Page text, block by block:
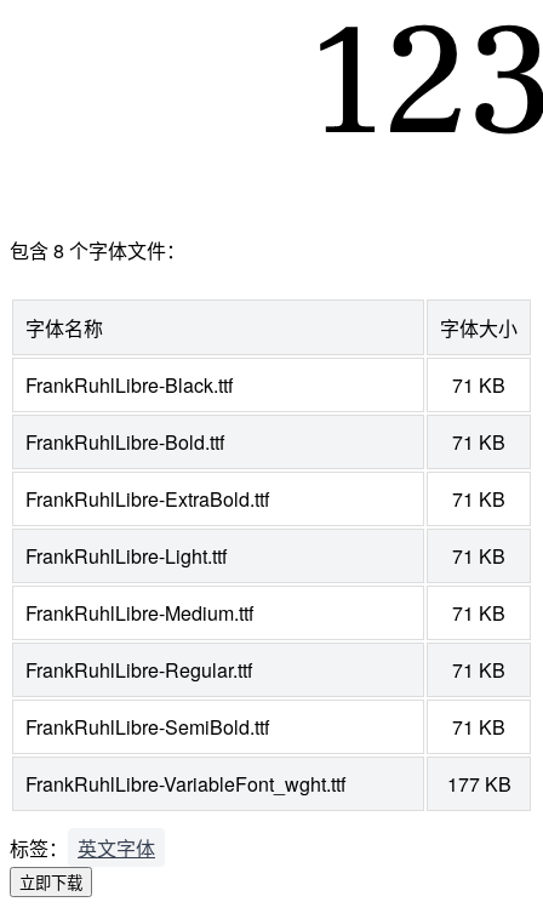
包含 8 个字体文件：
字体名称 字体大小
FrankRuhlLibre-Black.ttf 71 KB
FrankRuhlLibre-Bold.ttf 71 KB
FrankRuhlLibre-ExtraBold.ttf 71 KB
FrankRuhlLibre-Light.ttf 71 KB
FrankRuhlLibre-Medium.ttf 71 KB
FrankRuhlLibre-Regular.ttf 71 KB
FrankRuhlLibre-SemiBold.ttf 71 KB
FrankRuhlLibre-VariableFont_wght.ttf 177 KB
标签： 英文字体
立即下载